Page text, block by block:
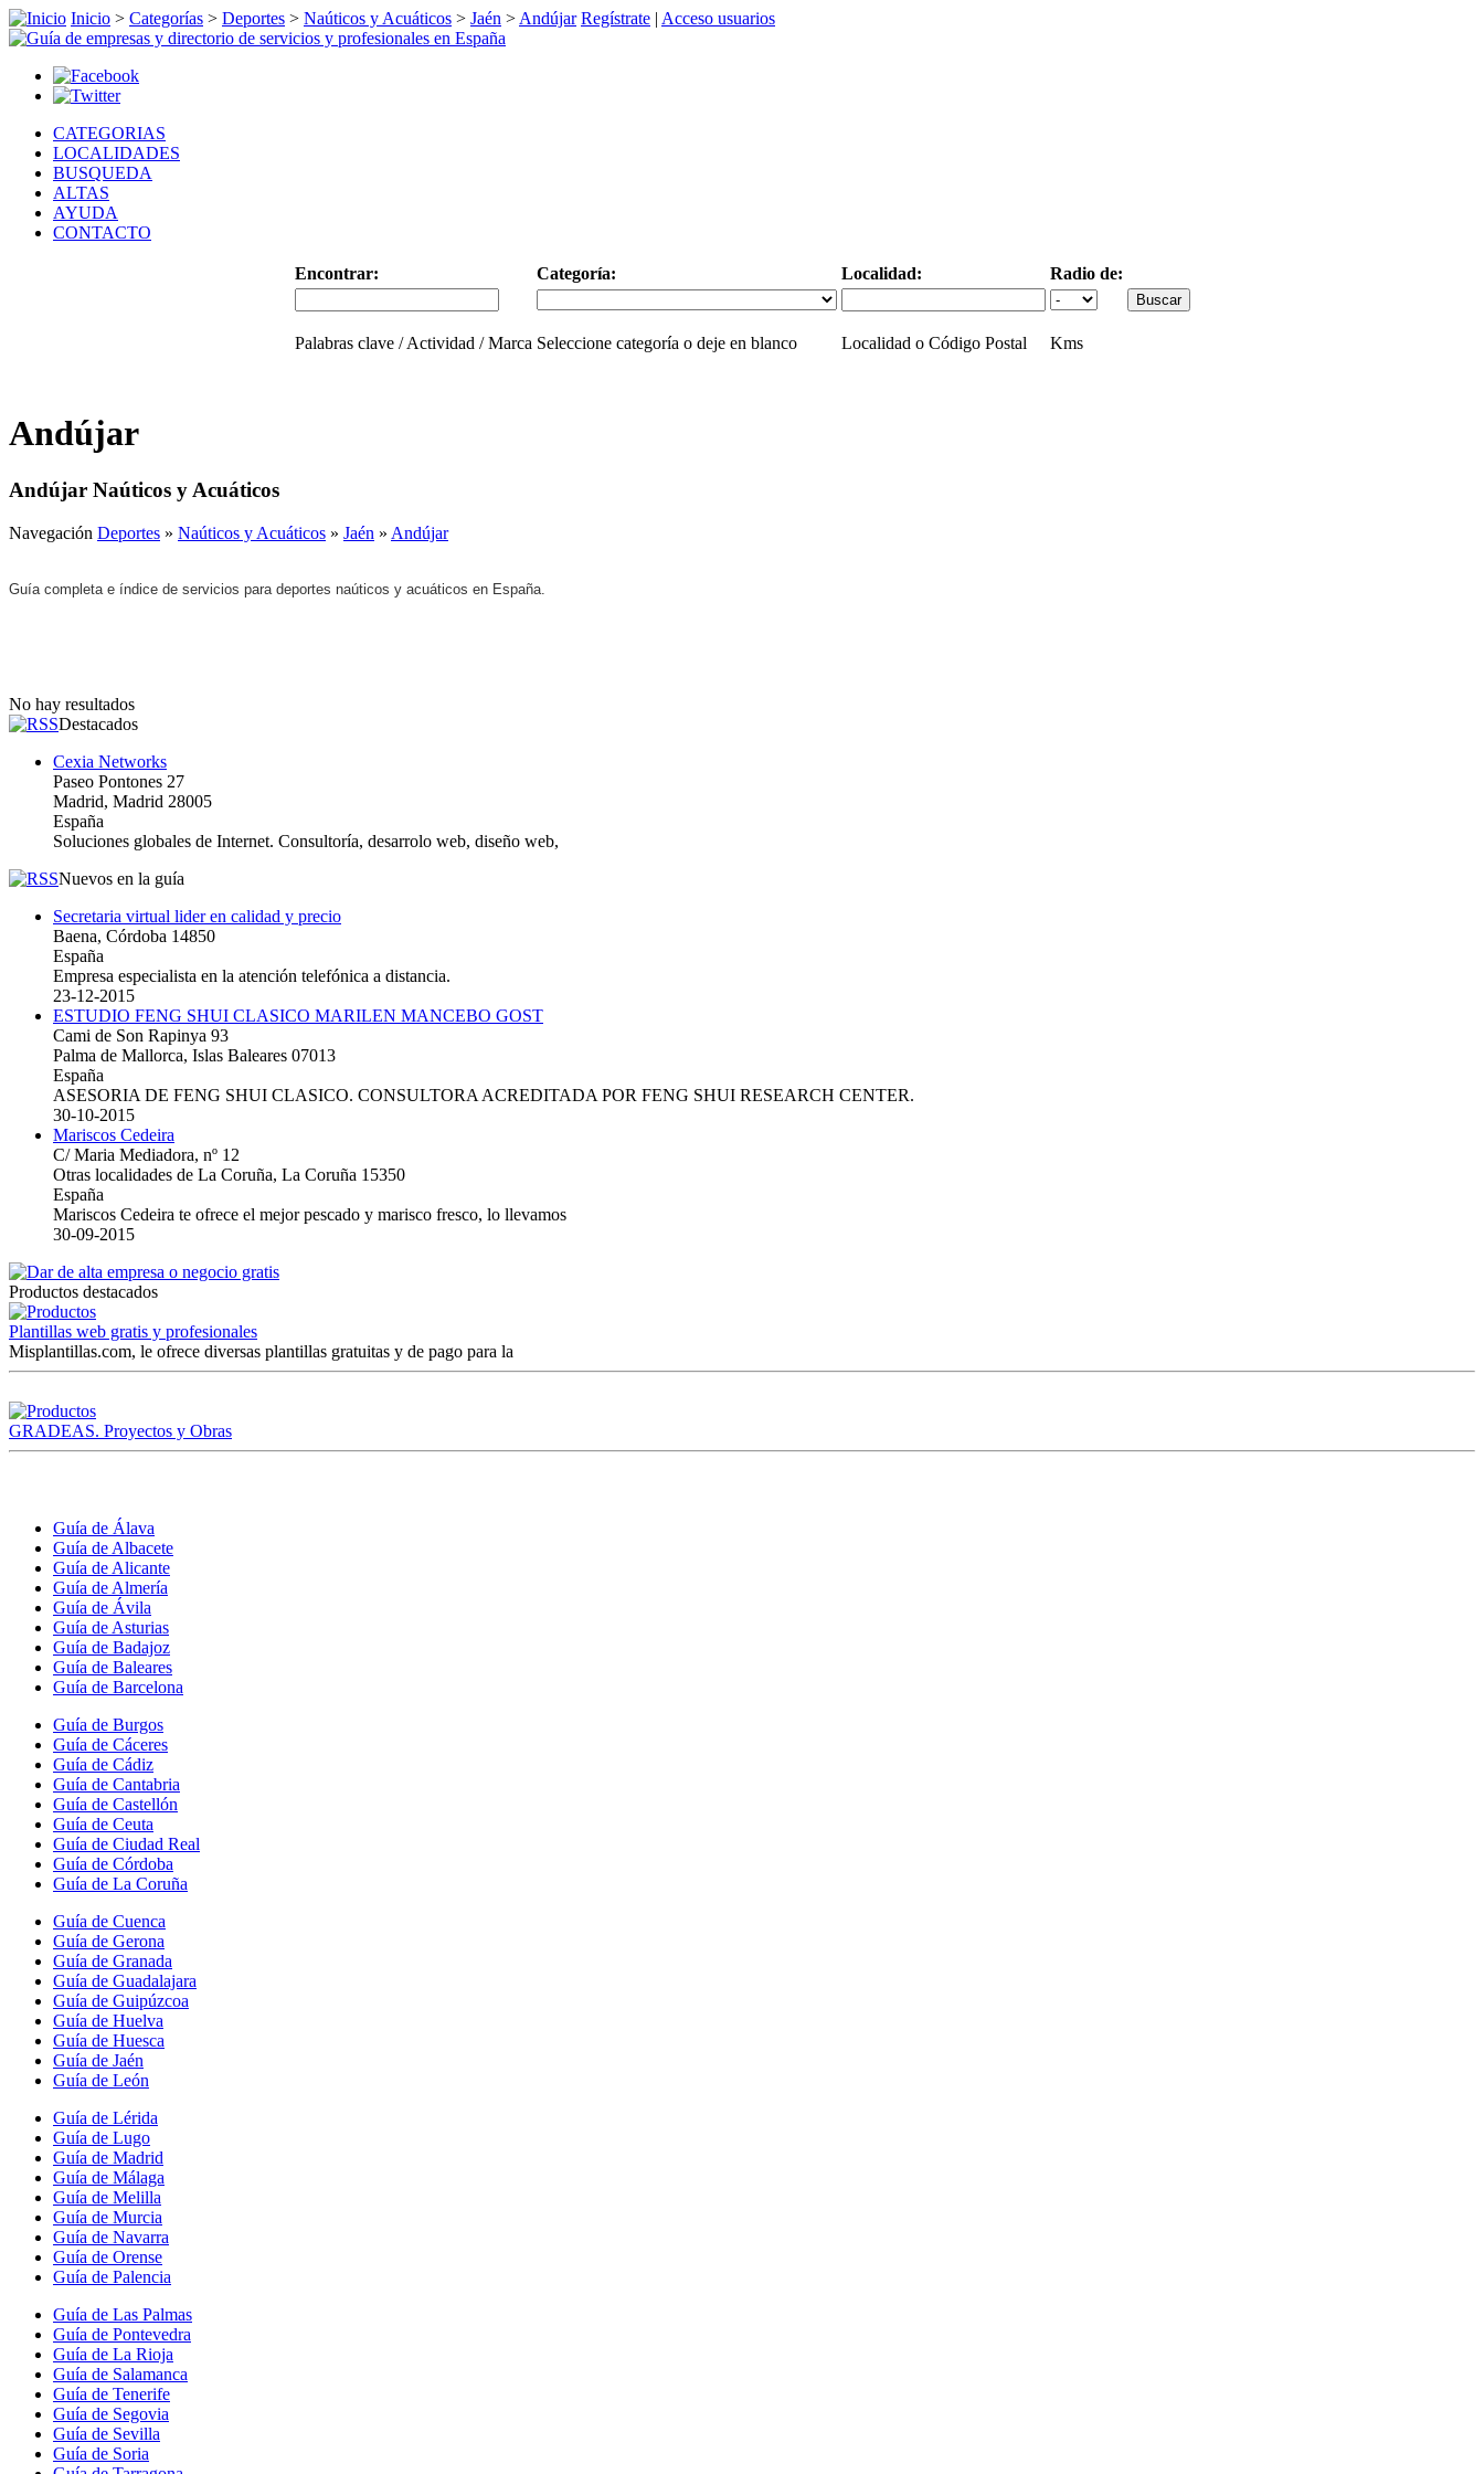
Inicio > Categorías > Deportes > Naúticos y Acuáticos > Jaén > Andújar Regístrate | Acceso usuarios
CATEGORIAS
LOCALIDADES
BUSQUEDA
ALTAS
AYUDA
CONTACTO
Encontrar: Categoría: Localidad: Radio de:
Palabras clave / Actividad / Marca Seleccione categoría o deje en blanco Localidad o Código Postal Kms
Andújar
Andújar Naúticos y Acuáticos
Navegación Deportes » Naúticos y Acuáticos » Jaén » Andújar
Guía completa e índice de servicios para deportes naúticos y acuáticos en España.
No hay resultados
Destacados
Cexia Networks
Paseo Pontones 27
Madrid, Madrid 28005
España
Soluciones globales de Internet. Consultoría, desarrolo web, diseño web,
Nuevos en la guía
Secretaria virtual lider en calidad y precio
Baena, Córdoba 14850
España
Empresa especialista en la atención telefónica a distancia.
23-12-2015
ESTUDIO FENG SHUI CLASICO MARILEN MANCEBO GOST
Cami de Son Rapinya 93
Palma de Mallorca, Islas Baleares 07013
España
ASESORIA DE FENG SHUI CLASICO. CONSULTORA ACREDITADA POR FENG SHUI RESEARCH CENTER.
30-10-2015
Mariscos Cedeira
C/ Maria Mediadora, nº 12
Otras localidades de La Coruña, La Coruña 15350
España
Mariscos Cedeira te ofrece el mejor pescado y marisco fresco, lo llevamos
30-09-2015
Productos destacados
Plantillas web gratis y profesionales
Misplantillas.com, le ofrece diversas plantillas gratuitas y de pago para la
GRADEAS. Proyectos y Obras
Guía de Álava
Guía de Albacete
Guía de Alicante
Guía de Almería
Guía de Ávila
Guía de Asturias
Guía de Badajoz
Guía de Baleares
Guía de Barcelona
Guía de Burgos
Guía de Cáceres
Guía de Cádiz
Guía de Cantabria
Guía de Castellón
Guía de Ceuta
Guía de Ciudad Real
Guía de Córdoba
Guía de La Coruña
Guía de Cuenca
Guía de Gerona
Guía de Granada
Guía de Guadalajara
Guía de Guipúzcoa
Guía de Huelva
Guía de Huesca
Guía de Jaén
Guía de León
Guía de Lérida
Guía de Lugo
Guía de Madrid
Guía de Málaga
Guía de Melilla
Guía de Murcia
Guía de Navarra
Guía de Orense
Guía de Palencia
Guía de Las Palmas
Guía de Pontevedra
Guía de La Rioja
Guía de Salamanca
Guía de Tenerife
Guía de Segovia
Guía de Sevilla
Guía de Soria